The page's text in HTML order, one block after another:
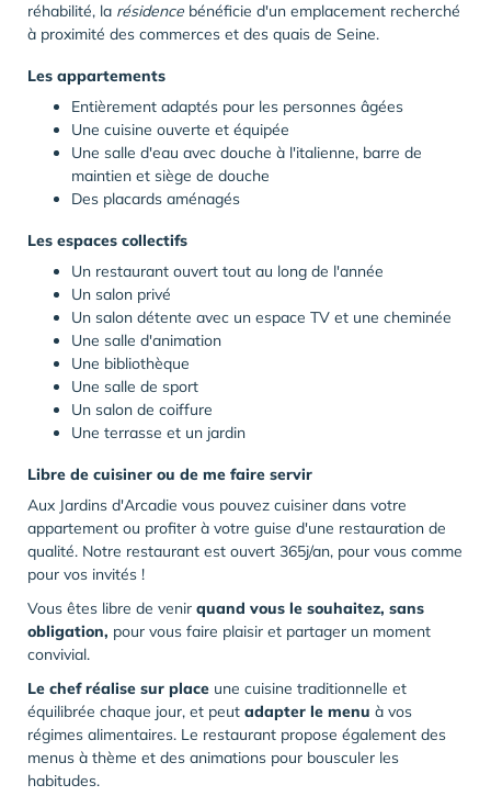
réhabilité, la résidence bénéficie d'un emplacement recherché
à proximité des commerces et des quais de Seine.
Les appartements
Entièrement adaptés pour les personnes âgées
Une cuisine ouverte et équipée
Une salle d'eau avec douche à l'italienne, barre de
maintien et siège de douche
Des placards aménagés
Les espaces collectifs
Un restaurant ouvert tout au long de l'année
Un salon privé
Un salon détente avec un espace TV et une cheminée
Une salle d'animation
Une bibliothèque
Une salle de sport
Un salon de coiffure
Une terrasse et un jardin
Libre de cuisiner ou de me faire servir
Aux Jardins d'Arcadie vous pouvez cuisiner dans votre
appartement ou profiter à votre guise d'une restauration de
qualité. Notre restaurant est ouvert 365j/an, pour vous comme
pour vos invités !
Vous êtes libre de venir quand vous le souhaitez, sans
obligation, pour vous faire plaisir et partager un moment
convivial.
Le chef réalise sur place une cuisine traditionnelle et
équilibrée chaque jour, et peut adapter le menu à vos
régimes alimentaires. Le restaurant propose également des
menus à thème et des animations pour bousculer les
habitudes.